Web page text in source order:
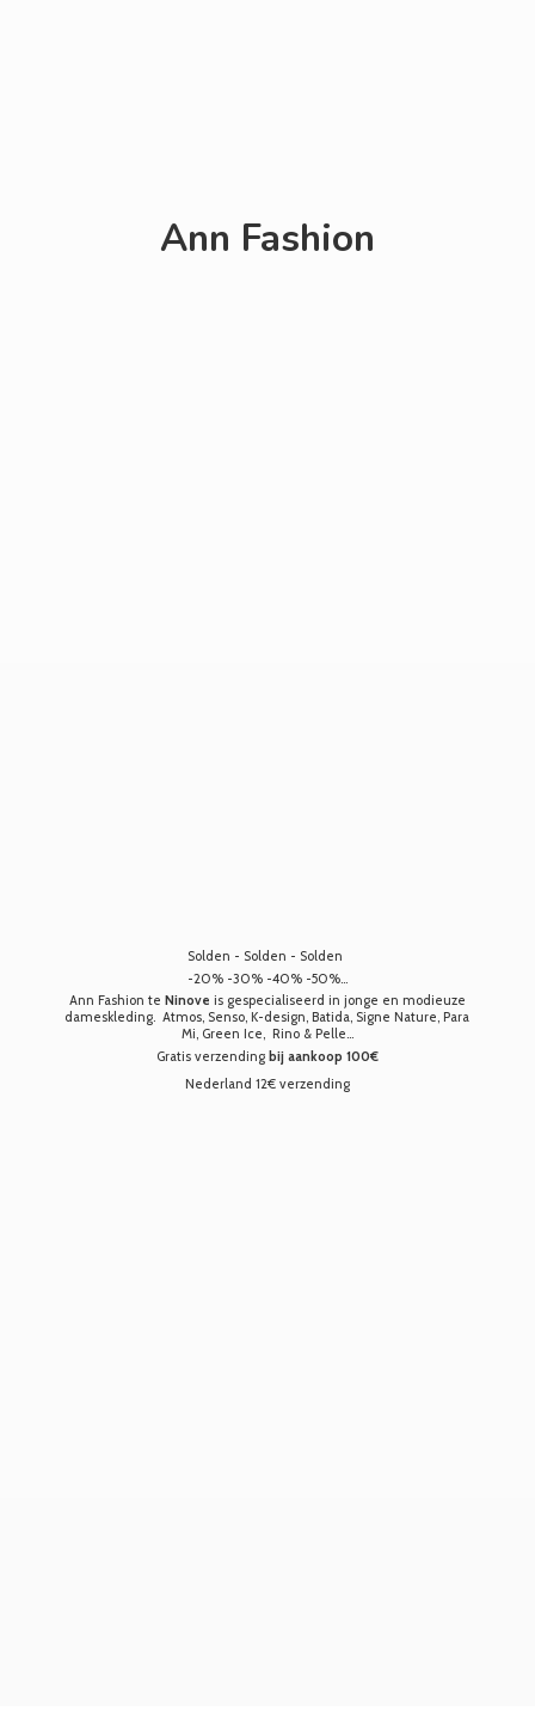
Ann Fashion
Solden - Solden - Solden
-20% -30% -40% -50%...
Ann Fashion te Ninove is gespecialiseerd in jonge en modieuze
dameskleding. Atmos, Senso, K-design, Batida, Signe Nature, Para
Mi, Green Ice, Rino & Pelle...
Gratis verzending bij aankoop 100€
Nederland 12€ verzending